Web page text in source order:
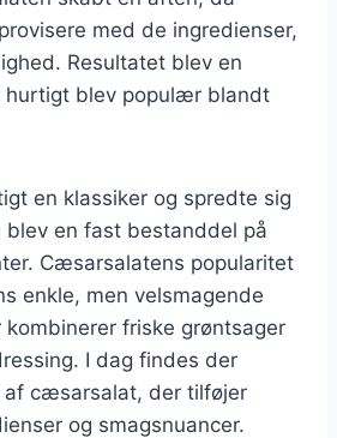
med de ingredienser,
Resultatet blev en
blev populær blandt
en klassiker og spredte sig
blev en fast bestanddel på
Cæsarsalatens popularitet
enkle, men velsmagende
kombinerer friske grøntsager
I dag findes der
af cæsarsalat, der tilføjer
og smagsnuancer.